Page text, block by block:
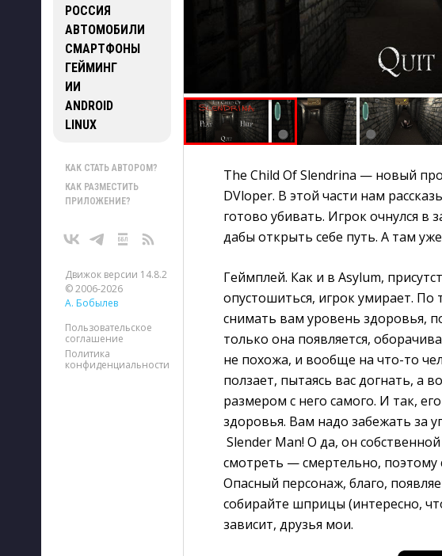
РОССИЯ
АВТОМОБИЛИ
СМАРТФОНЫ
ГЕЙМИНГ
ИИ
ANDROID
LINUX
КАК СТАТЬ АВТОРОМ?
КАК РАЗМЕСТИТЬ
ПРИЛОЖЕНИЕ?
Движок версии 14.8.2
© 2006-2026
А. Бобылев
Пользовательское
соглашение
Политика
конфиденциальности
The Child Of Slendrina — новый
DVloper. В этой части нам
готово убивать. Игрок очнулся в
дабы открыть себе путь. А там
Геймплей. Как и в Asylum,
опустошиться, игрок умирает.
снимать вам уровень здоровья,
только она появляется,
не похожа, и вообще на что-то
ползает, пытаясь вас догнать, а
размером с него самого. И так,
здоровья. Вам надо забежать за
Slender Man! О да, он
смотреть — смертельно, поэтому
Опасный персонаж, благо,
собирайте шприцы (интересно,
зависит, друзья мои.